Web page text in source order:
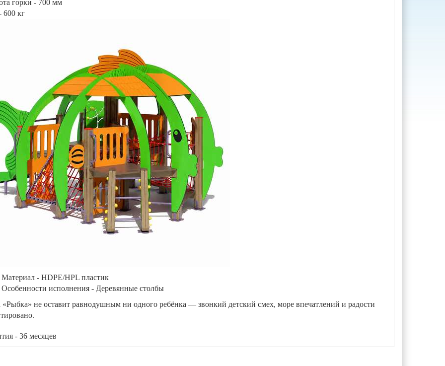
горки - 700 мм
600 кг
Материал - HDPE/HPL пластик
Особенности исполнения - Деревянные столбы
не оставит равнодушным ни одного ребёнка — звонкий детский смех, море впечатлений и радости
- 36 месяцев